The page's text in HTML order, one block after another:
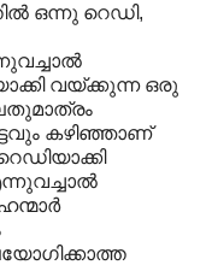
ഒന്നു റെഡി,
വയ്ക്കുന്ന ഒരു
കഴിഞ്ഞാണ്